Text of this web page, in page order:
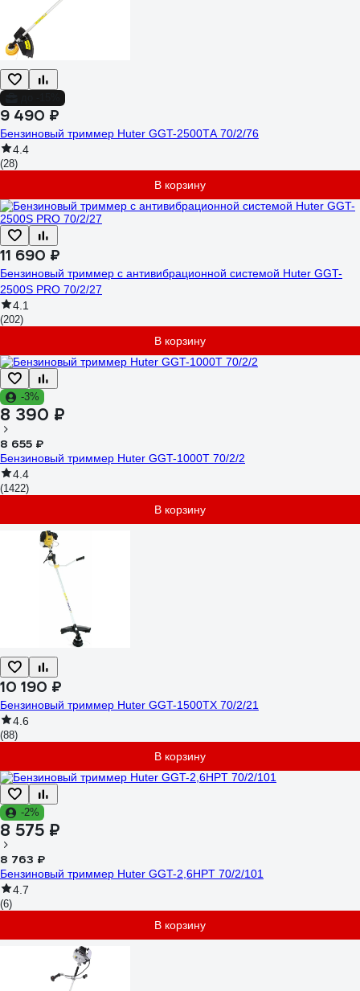
9 490 ₽
Бензиновый триммер Huter GGT-2500ТA 70/2/76
4.4
(28)
В корзину
11 690 ₽
Бензиновый триммер с антивибрационной системой Huter GGT-
2500S PRO 70/2/27
4.1
(202)
В корзину
-3%
8 390 ₽
8 655 ₽
Бензиновый триммер Huter GGT-1000T 70/2/2
4.4
(1422)
В корзину
10 190 ₽
Бензиновый триммер Huter GGT-1500TX 70/2/21
4.6
(88)
В корзину
-2%
8 575 ₽
8 763 ₽
Бензиновый триммер Huter GGT-2,6HPT 70/2/101
4.7
(6)
В корзину